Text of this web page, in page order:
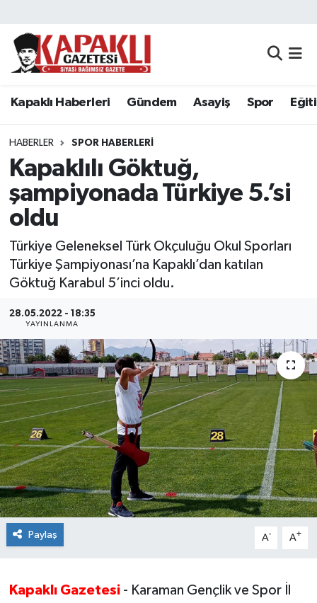
Kapaklı Haberleri Gündem Asayiş Spor
HABERLER SPOR HABERLERI
Kapaklılı Göktuğ,
şampiyonada Türkiye 5.’si
oldu
Türkiye Geleneksel Türk Okçuluğu Okul Sporları
Türkiye Şampiyonası’na Kapaklı’dan katılan
Göktuğ Karabul 5’inci oldu.
28.05.2022 - 18:35
YAYINLANMA
Paylaş A- A+
Kapaklı Gazetesi- Karaman Gençlik ve Spor İl
Kapaklı Haberleri
Asayiş
Spor
Eğitim
Resmi Reklamlar
Ekonomi
Sağlık
Teknoloji
Yaşam
Tekirdağ Nöbetçi Eczaneler
Tekirdağ Namaz Vakitleri
Tekirdağ Trafik Yoğunluk Haritası
Süper Lig Puan Durumu ve Fikstür
Son Dakika Haberleri